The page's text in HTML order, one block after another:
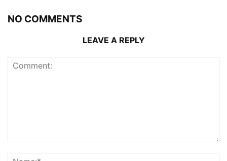
NO COMMENTS
LEAVE A REPLY